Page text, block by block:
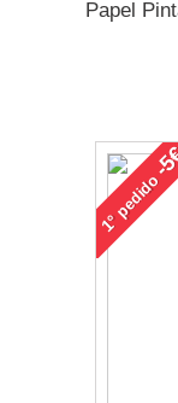
Papel
1°
pedido
-